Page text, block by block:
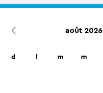
août 2026
d m m